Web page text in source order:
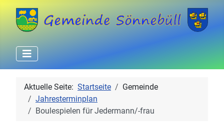
Aktuelle Seite: Startseite
Gemeinde
Jahresterminplan
Boulespielen für Jedermann/-frau